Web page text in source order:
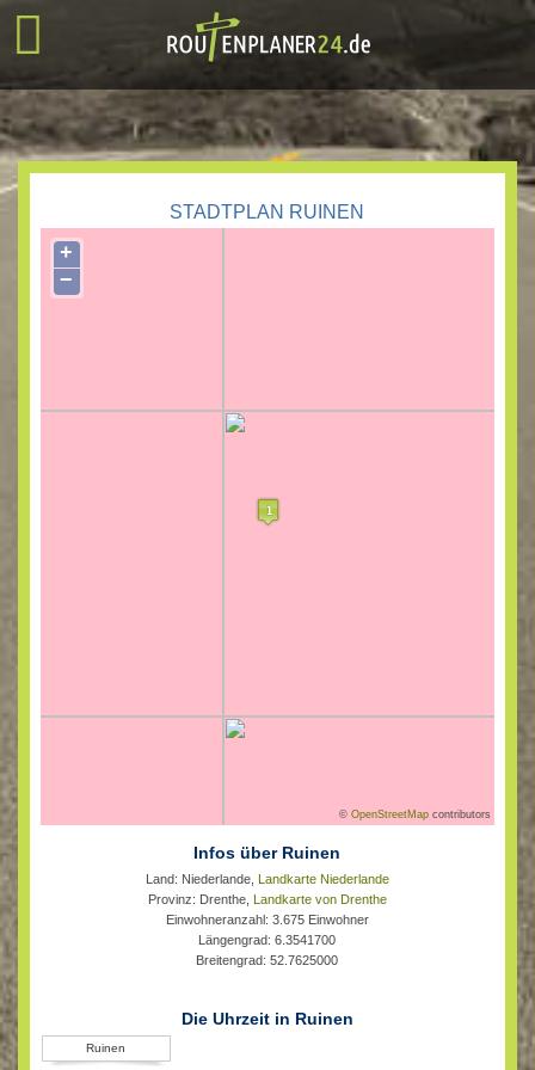
STADTPLAN RUINEN
+
−
©OpenStreetMap contributors
Infos über Ruinen
Land: Niederlande, Landkarte Niederlande
Provinz: Drenthe, Landkarte von Drenthe
Einwohneranzahl: 3.675 Einwohner
Längengrad: 6.3541700
Breitengrad: 52.7625000
Die Uhrzeit in Ruinen
Ruinen